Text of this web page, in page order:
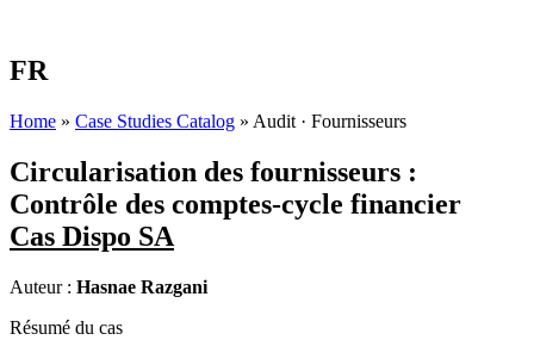
FR
Home » Case Studies Catalog » Audit · Fournisseurs
Circularisation des fournisseurs :
Contrôle des comptes-cycle financier
Cas Dispo SA
Auteur : Hasnae Razgani
Résumé du cas